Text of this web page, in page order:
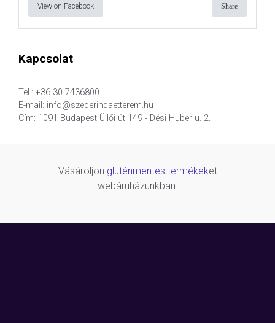
View on Facebook Share
Kapcsolat
Tel.: +36 30 7436800
E-mail: info@szederindaetterem.hu
Cím: 1091 Budapest Üllői út 149 - Dési Huber u. 2.
Vásároljon gluténmentes termékeket
webáruházunkban.